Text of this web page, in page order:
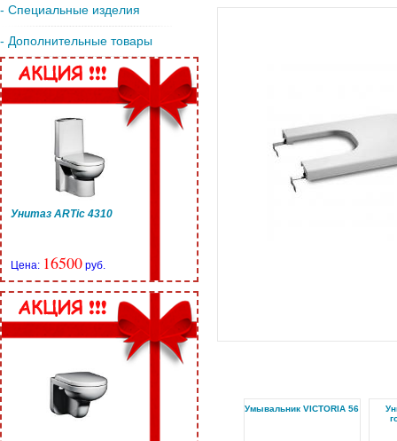
- Специальные изделия
- Дополнительные товары
Унитаз ARTic 4310
Цена: 16500 руб.
Умывальник VICTORIA 56